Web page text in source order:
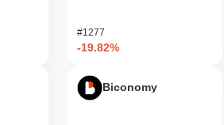
#1277
-19.82%
Biconomy